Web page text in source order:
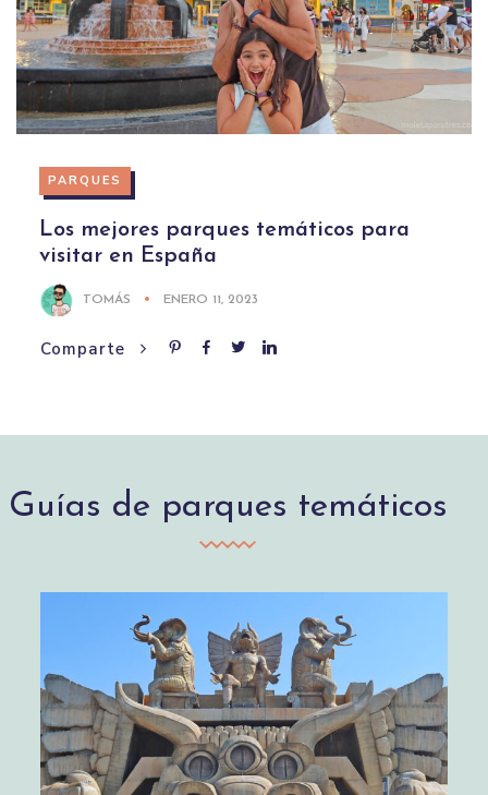
PARQUES
Los mejores parques temáticos para
visitar en España
TOMÁS ENERO 11, 2023
Comparte
Guías de parques temáticos